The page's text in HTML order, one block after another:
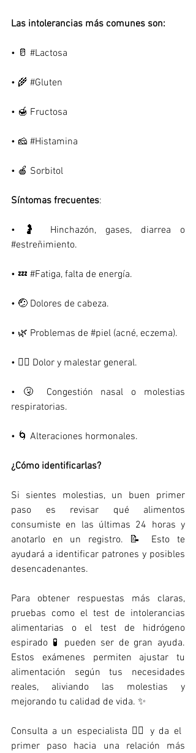
Las intolerancias más comunes son:
• 🥛 #Lactosa
• 🌾 #Gluten
• 🍯 Fructosa
• 🧀 #Histamina
• 🍎 Sorbitol
Síntomas frecuentes:
#estreñimiento.
• 💤 #Fatiga, falta de energía.
• 🤕 Dolores de cabeza.
• 🌿 Problemas de #piel (acné, eczema).
• 🤸‍♂️ Dolor y malestar general.
• 🤧 Congestión nasal o molestias
respiratorias.
• 🌀 Alteraciones hormonales.
¿Cómo identificarlas?
Si sientes molestias, un buen primer
paso es revisar qué alimentos
consumiste en las últimas 24 horas y
anotarlo en un registro. 📝 Esto te
ayudará a identificar patrones y posibles
desencadenantes.
Para obtener respuestas más claras,
pruebas como el test de intolerancias
alimentarias o el test de hidrógeno
espirado 🧪 pueden ser de gran ayuda.
Estos exámenes permiten ajustar tu
alimentación según tus necesidades
reales, aliviando las molestias y
mejorando tu calidad de vida. ✨
Consulta a un especialista 👩‍⚕️ y da el
primer paso hacia una relación más